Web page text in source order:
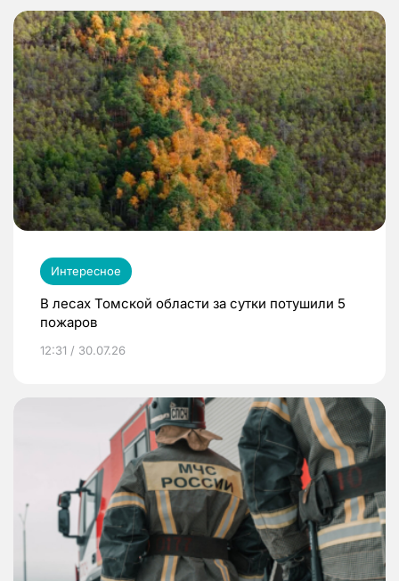
Интересное
В лесах Томской области за сутки потушили 5
пожаров
12:31 / 30.07.26